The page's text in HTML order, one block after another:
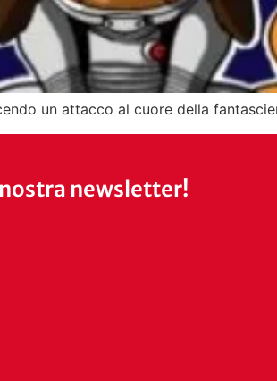
un attacco al cuore della
newsletter!